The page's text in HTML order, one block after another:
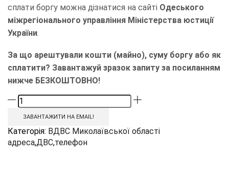
сплати боргу можна дізнатися на сайті Одеського
міжрегіонального управління Міністерства юстиції
України.
За що арештували кошти (майно), суму боргу або як
сплатити? Завантажуй зразок запиту за посиланням
нижче БЕЗКОШТОВНО!
ЗАВАНТАЖИТИ НА EMAIL!
Категорія: ВДВС Миколаївської області
адреса,ДВС,телефон